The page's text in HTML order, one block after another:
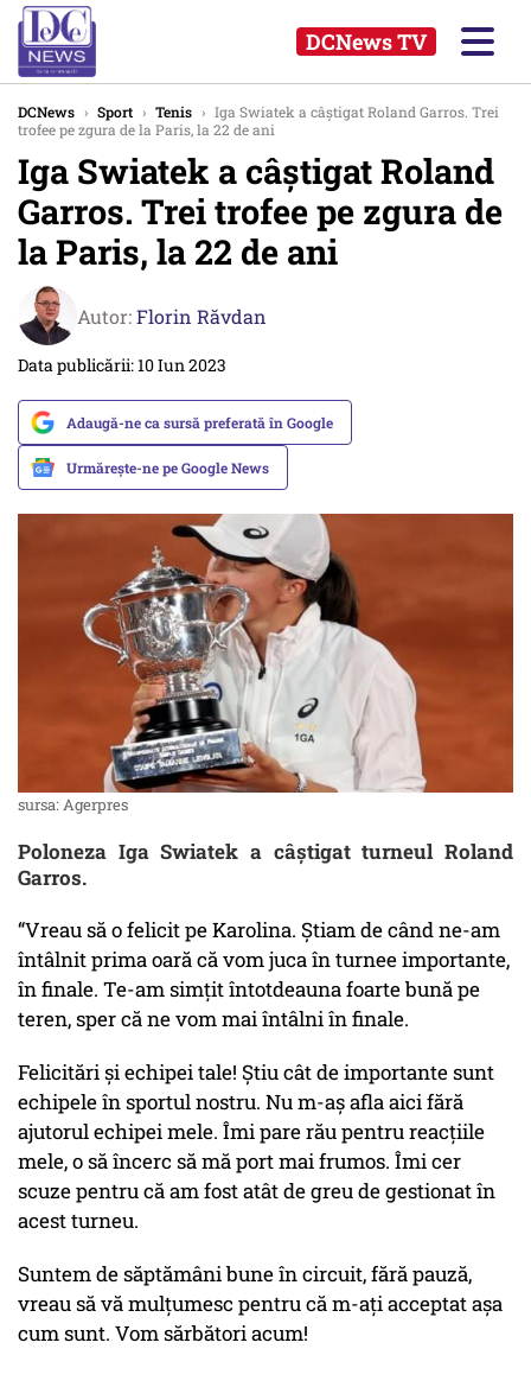
DCNews TV
DCNews › Sport › Tenis › Iga Swiatek a câştigat Roland Garros. Trei
trofee pe zgura de la Paris, la 22 de ani
Iga Swiatek a câştigat Roland
Garros. Trei trofee pe zgura de
la Paris, la 22 de ani
Autor:Florin Răvdan
Data publicării: 10 Iun 2023
Adaugă-ne ca sursă preferată în Google
Urmărește-ne pe Google News
sursa: Agerpres
Poloneza Iga Swiatek a câştigat turneul Roland
Garros.
“Vreau să o felicit pe Karolina. Știam de când ne-am
întâlnit prima oară că vom juca în turnee importante,
în finale. Te-am simțit întotdeauna foarte bună pe
teren, sper că ne vom mai întâlni în finale.
Felicitări și echipei tale! Știu cât de importante sunt
echipele în sportul nostru. Nu m-aș afla aici fără
ajutorul echipei mele. Îmi pare rău pentru reacțiile
mele, o să încerc să mă port mai frumos. Îmi cer
scuze pentru că am fost atât de greu de gestionat în
acest turneu.
Suntem de săptămâni bune în circuit, fără pauză,
vreau să vă mulțumesc pentru că m-ați acceptat așa
cum sunt. Vom sărbători acum!